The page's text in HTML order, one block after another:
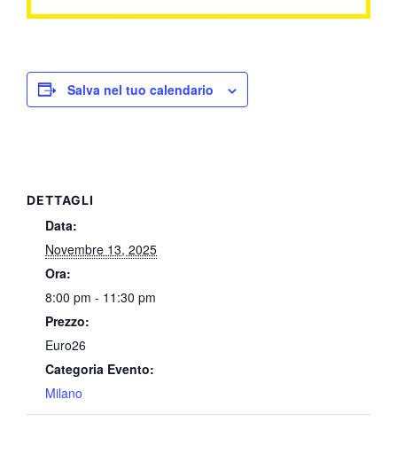
Salva nel tuo calendario
DETTAGLI
Data:
Novembre 13, 2025
Ora:
8:00 pm - 11:30 pm
Prezzo:
Euro26
Categoria Evento:
Milano